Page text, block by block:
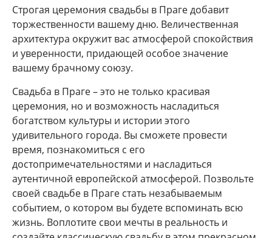
Строгая церемония свадьбы в Праге добавит
торжественности вашему дню. Величественная
архитектура окружит вас атмосферой спокойствия
и уверенности, придающей особое значение
вашему брачному союзу.
Свадьба в Праге – это не только красивая
церемония, но и возможность насладиться
богатством культуры и истории этого
удивительного города. Вы сможете провести
время, познакомиться с его
достопримечательностями и насладиться
аутентичной европейской атмосферой. Позвольте
своей свадьбе в Праге стать незабываемым
событием, о котором вы будете вспоминать всю
жизнь. Воплотите свои мечты в реальность и